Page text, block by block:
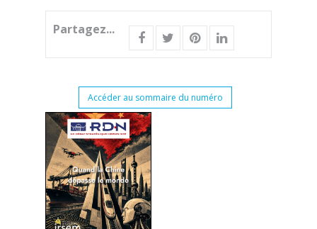
Partagez...
Accéder au sommaire du numéro